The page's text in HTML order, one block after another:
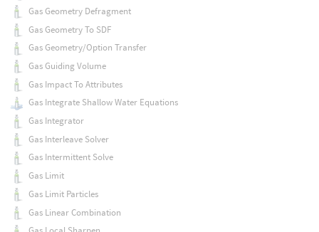
Gas Geometry Defragment
Gas Geometry To SDF
Gas Geometry/Option Transfer
Gas Guiding Volume
Gas Impact To Attributes
Gas Integrate Shallow Water Equations
Gas Integrator
Gas Interleave Solver
Gas Intermittent Solve
Gas Limit
Gas Limit Particles
Gas Linear Combination